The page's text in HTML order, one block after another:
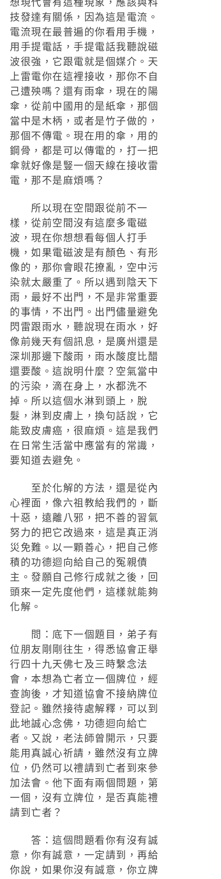
想現代會有這種現象，應該與科
技發達有關係，因為這是電流。
電流現在最普遍的你看用手機，
用手提電話，手提電話我聽說磁
波很強，它跟電就是個媒介。天
上雷電你在這裡接收，那你不自
己遭殃嗎？還有雨傘，現在的陽
傘，從前中國用的是紙傘，那個
當中是木柄，或者是竹子做的，
那個不傳電。現在用的傘，用的
鋼骨，都是可以傳電的，打一把
傘就好像是豎一個天線在接收雷
電，那不是麻煩嗎？
所以現在空間跟從前不一
樣，從前空間沒有這麼多電磁
波，現在你想想看每個人打手
機，如果電磁波是有顏色、有形
像的，那你會眼花撩亂，空中污
染就太嚴重了。所以遇到陰天下
雨，最好不出門，不是非常重要
的事情，不出門。出門儘量避免
閃雷跟雨水，聽說現在雨水，好
像前幾天有個訊息，是廣州還是
深圳那邊下酸雨，雨水酸度比醋
還要酸。這說明什麼？空氣當中
的污染，滴在身上，水都洗不
掉。所以這個水淋到頭上，脫
髮，淋到皮膚上，換句話說，它
能致皮膚癌，很麻煩。這是我們
在日常生活當中應當有的常識，
要知道去避免。
至於化解的方法，還是從內
心裡面，像六祖教給我們的，斷
十惡，遠離八邪，把不善的習氣
努力的把它改過來，這是真正消
災免難。以一顆善心，把自己修
積的功德迴向給自己的冤親債
主。發願自己修行成就之後，回
頭來一定先度他們，這樣就能夠
化解。
問：底下一個題目，弟子有
位朋友剛剛往生，得悉協會正舉
行四十九天佛七及三時繫念法
會，本想為亡者立一個牌位，經
查詢後，才知道協會不接納牌位
登記。雖然接待處解釋，可以到
此地誠心念佛，功德迴向給亡
者。又說，老法師曾開示，只要
能用真誠心祈請，雖然沒有立牌
位，仍然可以禮請到亡者到來參
加法會。他下面有兩個問題，第
一個，沒有立牌位，是否真能禮
請到亡者？
答：這個問題看你有沒有誠
意，你有誠意，一定請到，再給
你說，如果你沒有誠意，你立牌